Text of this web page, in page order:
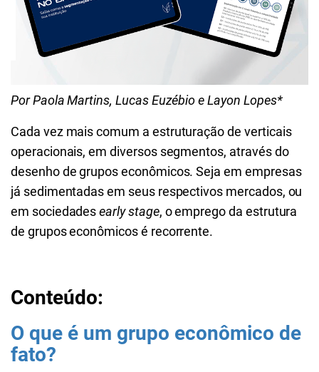
Por Paola Martins, Lucas Euzébio e Layon Lopes*
Cada vez mais comum a estruturação de verticais
operacionais, em diversos segmentos, através do
desenho de grupos econômicos. Seja em empresas
já sedimentadas em seus respectivos mercados, ou
em sociedadesearly stage, o emprego da estrutura
de grupos econômicos é recorrente.
Conteúdo:
O que é um grupo econômico de
fato?